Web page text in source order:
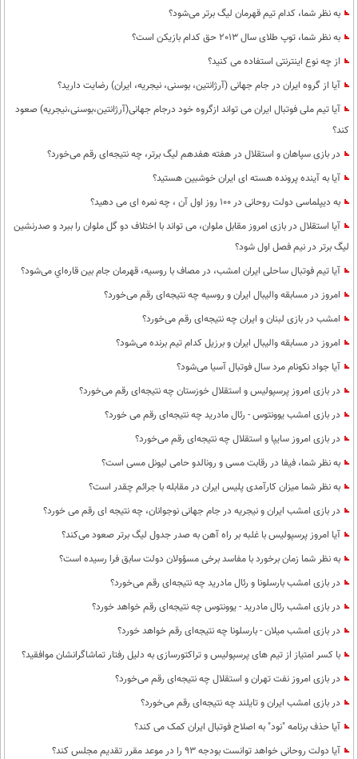
به نظر شما، کدام تیم قهرمان لیگ برتر می‌شود؟
به نظر شما، توپ طلای سال 2013 حق کدام بازیکن است؟
از چه نوع اینترنتی استفاده می کنید؟
آیا از گروه ایران در جام جهانی (آرژانتین، بوسنی، نیجریه، ایران) رضایت دارید؟
آیا تیم ملی فوتبال ایران می تواند ازگروه خود درجام جهانی(آرژانتین،بوسنی،نیجریه) صعود
کند؟
در بازی سپاهان و استقلال در هفته هفدهم لیگ برتر، چه نتیجه‌ای رقم می‌خورد؟
آیا به آینده پرونده هسته ای ایران خوشبین هستید؟
به دیپلماسی دولت روحانی در 100 روز اول آن ، چه نمره ای می دهید؟
آیا استقلال در بازی امروز مقابل ملوان، می تواند با اختلاف دو گل ملوان را ببرد و صدرنشین
لیگ برتر در نیم فصل اول شود؟
آیا تیم فوتبال ساحلی ایران امشب، در مصاف با روسیه، قهرمان جام بین قاره‌اي می‌شود؟
امروز در مسابقه والیبال ایران و روسیه چه نتیجه‌ای رقم می‌خورد؟
امشب در بازی لبنان و ایران چه نتیجه‌ای رقم می‌خورد؟
امروز در مسابقه والیبال ایران و برزیل کدام تیم برنده می‌شود؟
آیا جواد نکونام مرد سال فوتبال آسیا می‌شود؟
در بازی امروز پرسپولیس و استقلال خوزستان چه نتیجه‌ای رقم می‌خورد؟
در بازی امشب یوونتوس - رئال مادرید چه نتیجه‌ای رقم می خورد؟
در بازی امروز سایپا و استقلال چه نتیجه‌ای رقم می‌خورد؟
به نظر شما، فیفا در رقابت مسی و رونالدو حامی لیونل مسی است؟
به نظر شما میزان کارآمدی پلیس ایران در مقابله با جرائم چقدر است؟
در بازی امشب ایران و نیجریه در جام جهانی نوجوانان، چه نتیجه ای رقم می خورد؟
آیا امروز پرسپولیس با غلبه بر راه آهن به صدر جدول لیگ برتر صعود می‌کند؟
به نظر شما زمان برخورد با مفاسد برخی مسؤولان دولت سابق فرا رسیده است؟
در بازی امشب بارسلونا و رئال مادرید چه نتیجه‌ای رقم می‌خورد؟
در بازی امشب رئال مادرید - یوونتوس چه نتیجه‌ای رقم خواهد خورد؟
در بازی امشب میلان - بارسلونا چه نتیجه‌ای رقم خواهد خورد؟
با کسر امتیاز از تیم های پرسپولیس و تراکتورسازی به دلیل رفتار تماشاگرانشان موافقید؟
در بازی امروز نفت تهران و استقلال چه نتیجه‌ای رقم می‌خورد؟
در بازی امشب ایران و تایلند چه نتیجه‌ای رقم می‌خورد؟
آیا حذف برنامه "نود" به اصلاح فوتبال ایران کمک می کند؟
آیا دولت روحانی خواهد توانست بودجه 93 را در موعد مقرر تقدیم مجلس کند؟